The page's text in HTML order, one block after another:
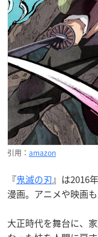
引用： amazon
『鬼滅の刃』は2016
漫画。アニメや映画
大正時代を舞台に、